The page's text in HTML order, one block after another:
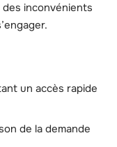
inconvénients
un accès rapide
de la demande